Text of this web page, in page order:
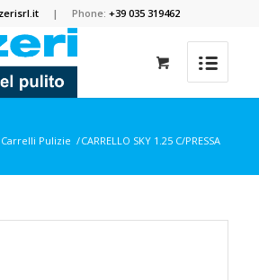
| Phone:+39 035 319462
Carrelli Pulizie /CARRELLO SKY 1.25 C/PRESSA